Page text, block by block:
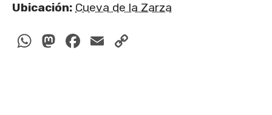
Ubicación: Cueva de la Zarza
WhatsApp
Mastodon
Facebook
Email